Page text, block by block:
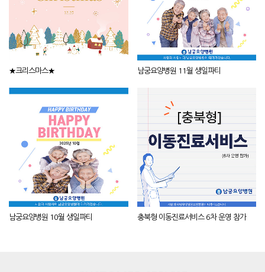
★크리스마스★ 남궁요양병원 11월 생일파티
남궁요양병원 10월 생일파티 충북형 이동진료서비스 6차 운영 참가